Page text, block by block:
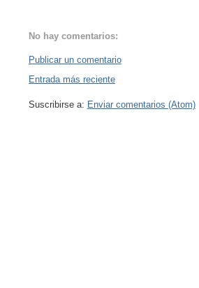
No hay comentarios:
Publicar un comentario
Entrada más reciente
Suscribirse a: Enviar comentarios (Atom)